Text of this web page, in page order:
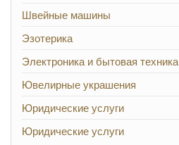
Швейные машины
Эзотерика
Электроника и бытовая техника
Ювелирные украшения
Юридические услуги
Юридические услуги